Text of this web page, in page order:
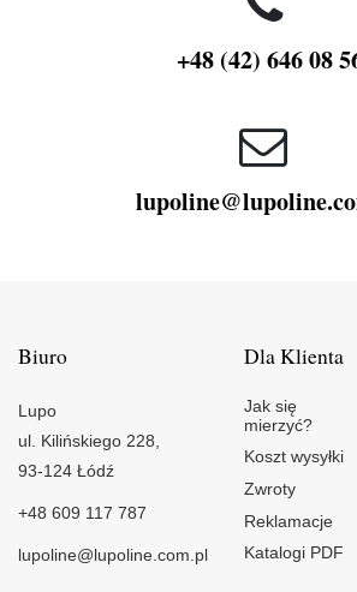
+48 (42) 646 08
Biuro
Lupo
ul. Kilińskiego 228,
93-124 Łódź
+48 609 117 787
lupoline@lupoline.com.pl
Dla Klienta
Jak się
mierzyć?
Koszt wysyłki
Zwroty
Reklamacje
Katalogi PDF